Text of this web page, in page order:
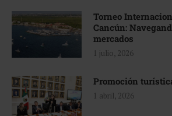
Torneo
Cancún:
mercados
1 julio, 2026
Promoción
1 abril, 2026